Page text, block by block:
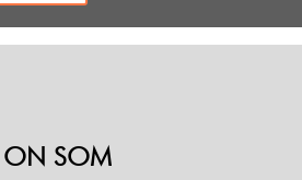
ON SOM